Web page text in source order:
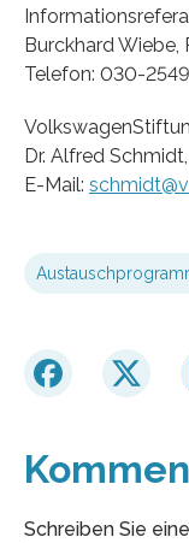
Burckhard Wiebe,
Telefon: 030-
Dr. Alfred
E-Mail:
Schreiben Sie